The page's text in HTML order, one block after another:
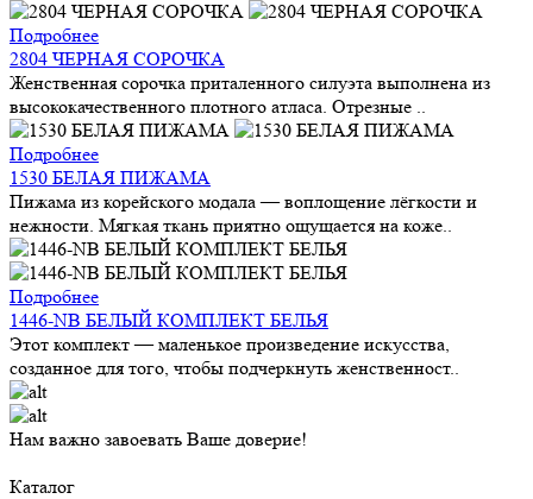
Подробнее
2804 ЧЕРНАЯ СОРОЧКА
Женственная сорочка приталенного силуэта выполнена из
высококачественного плотного атласа. Отрезные ..
Подробнее
1530 БЕЛАЯ ПИЖАМА
Пижама из корейского модала — воплощение лёгкости и
нежности. Мягкая ткань приятно ощущается на коже..
Подробнее
1446-NB БЕЛЫЙ КОМПЛЕКТ БЕЛЬЯ
Этот комплект — маленькое произведение искусства,
созданное для того, чтобы подчеркнуть женственност..
Нам важно завоевать Ваше доверие!
Каталог